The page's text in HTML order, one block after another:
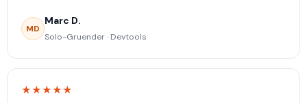
MD
Marc D.
Solo-Gruender · Devtools
★★★★★